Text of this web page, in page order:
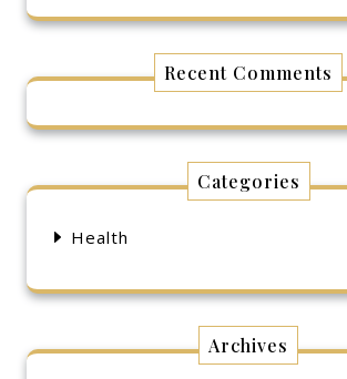
Recent Comments
Categories
Health
Archives